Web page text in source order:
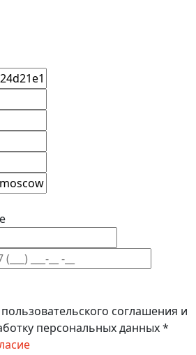
пользовательского соглашения и
персональных данных*